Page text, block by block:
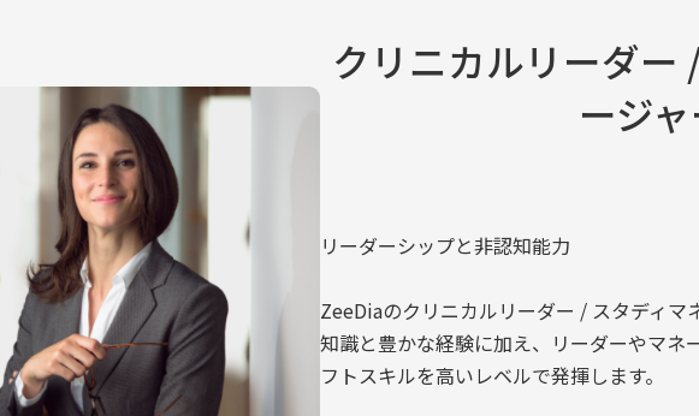
クリニカルリーダー
ージ
リーダーシップと非認知能力
ZeeDiaのクリニカルリーダー / スタディマ
知識と豊かな経験に加え、リーダーやマネ
フトスキルを高いレベルで発揮します。